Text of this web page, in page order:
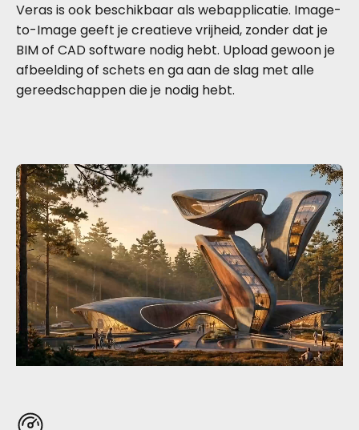
Veras is ook beschikbaar als webapplicatie. Image-
to-Image geeft je creatieve vrijheid, zonder dat je
BIM of CAD software nodig hebt. Upload gewoon je
afbeelding of schets en ga aan de slag met alle
gereedschappen die je nodig hebt.